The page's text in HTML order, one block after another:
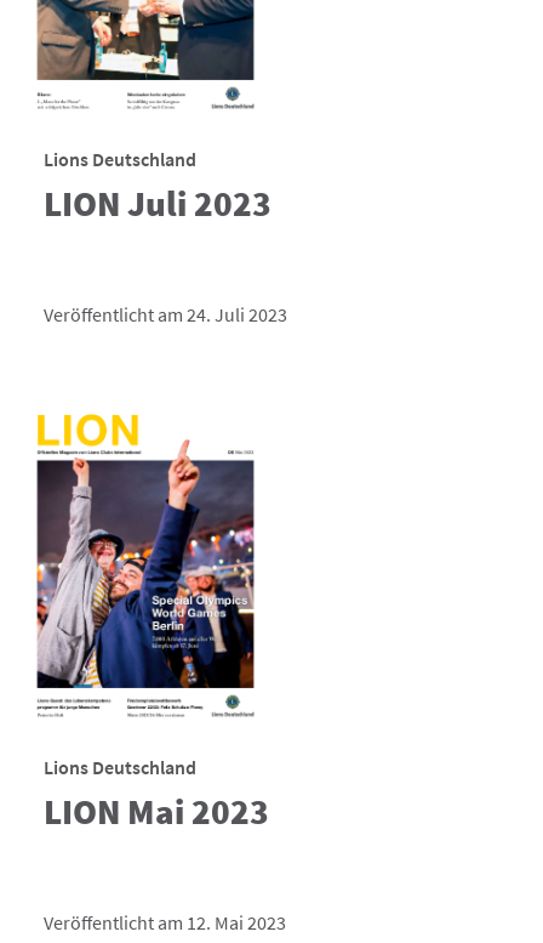
Lions Deutschland
LION Juli 2023
Veröffentlicht am 24. Juli 2023
Lions Deutschland
LION Mai 2023
Veröffentlicht am 12. Mai 2023